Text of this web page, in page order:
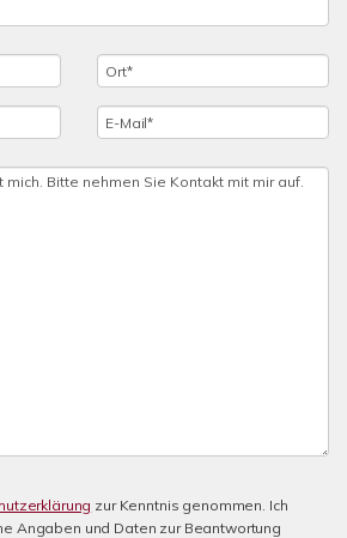
zur Kenntnis genommen. Ich
Angaben und Daten zur Beantwortung